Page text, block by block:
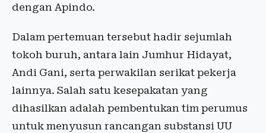
dengan Apindo.
Dalam pertemuan tersebut hadir sejumlah
tokoh buruh, antara lain Jumhur Hidayat,
Andi Gani, serta perwakilan serikat pekerja
lainnya. Salah satu kesepakatan yang
dihasilkan adalah pembentukan tim perumus
untuk menyusun rancangan substansi UU